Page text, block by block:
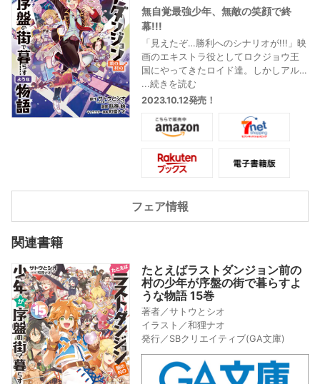
無自覚最強少年、無敵の笑顔で終
幕!!!
「見えたぞ…勝利へのシナリオが!!!」映
画のエキストラ役としてロクジョウ王
国にやってきたロイド達。しかしアル
カの魔法で大人化したロイドは、映画
の主演に大抜擢されてしまった! 王国を
影ながら操るジオウ帝国と昇青龍党が
陰謀を企てる中、やっぱりロイドはド
天然無双を発揮してその全てをぶち壊
し!?
チートな大活躍で迎える大団円! 無自覚
に無敵な少年の物語、最終12巻!
...続きを読む
2023.10.12発売！
フェア情報
関連書籍
たとえばラストダンジョン前の
村の少年が序盤の街で暮らすよ
うな物語 15巻
著者／サトウとシオ
イラスト／和狸ナオ
発行／SBクリエイティブ(GA文庫)